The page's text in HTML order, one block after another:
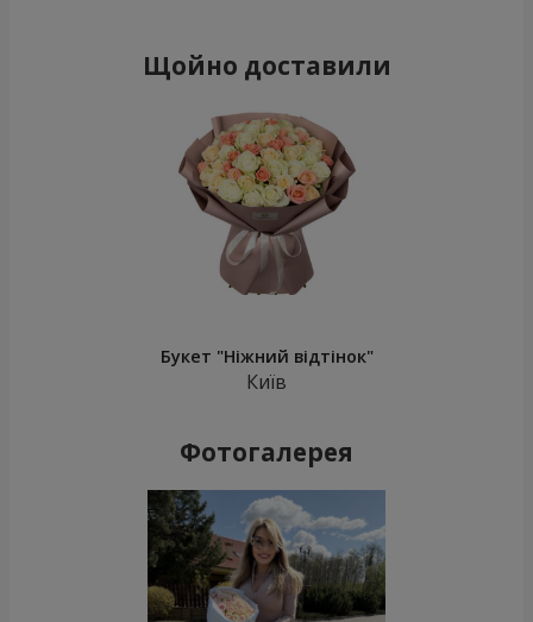
Щойно доставили
Букет "Ніжний відтінок"
Київ
Фотогалерея